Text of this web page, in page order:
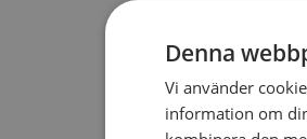
Denna
Vi använder
information om